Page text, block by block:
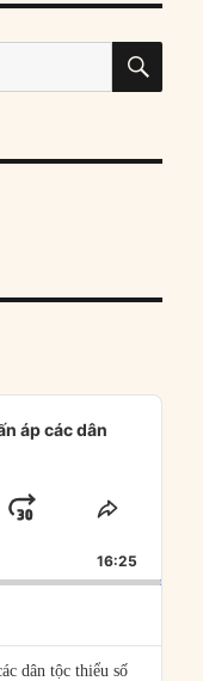
áp các dân
JUMP
FORWARD
SHARE
16:25
dân tộc thiểu số